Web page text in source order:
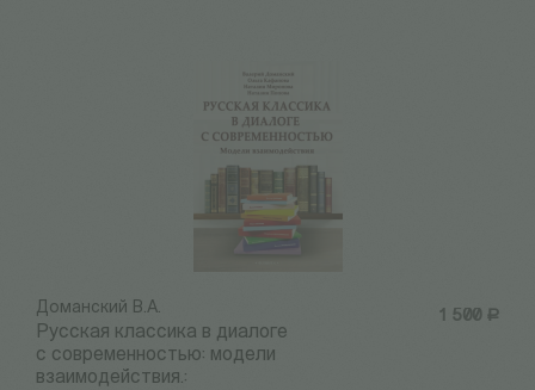
1 500 Р
Доманский В.А.
Русская классика в диалоге
с современностью: модели
взаимодействия.: